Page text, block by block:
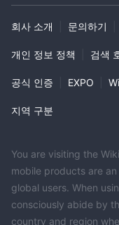
A: DBS은 해외 거래, 주
를 포함한 다양한 투자
A: 예, DBS은 선도적인
Q: DBS은 무엇
DBSV 온라인 플랫폼,
요구와 선호도를 충족시
Q: DBS이 규제되고 있습
A: 아니요, DBS은(는)
제 없이 운영되며, 잠재
회사 소개 문의하기
개인 정보 정책 검색
공식 인증 EXPO
지역 구분
You are visiting the
mobile products are
global users. When
consciously abide by
country and region